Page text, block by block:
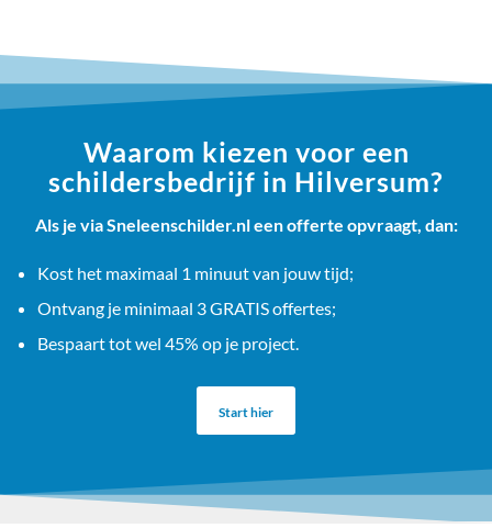
Waarom kiezen voor een
schildersbedrijf in Hilversum?
Als je via Sneleenschilder.nl een offerte opvraagt, dan:
Kost het maximaal 1 minuut van jouw tijd;
Ontvang je minimaal 3 GRATIS offertes;
Bespaart tot wel 45% op je project.
Start hier